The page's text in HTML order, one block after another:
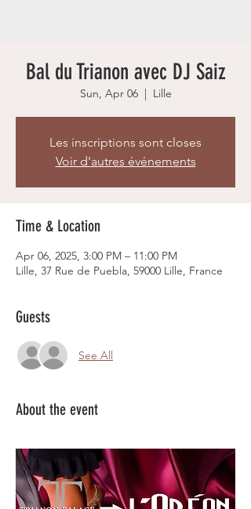
Bal du Trianon avec DJ Saiz
Sun, Apr 06
  |
Lille
Les inscriptions sont closes
Voir d'autres événements
Time & Location
Apr 06, 2025, 3:00 PM – 11:00 PM
Lille, 37 Rue de Puebla, 59000 Lille, France
Guests
See All
About the event